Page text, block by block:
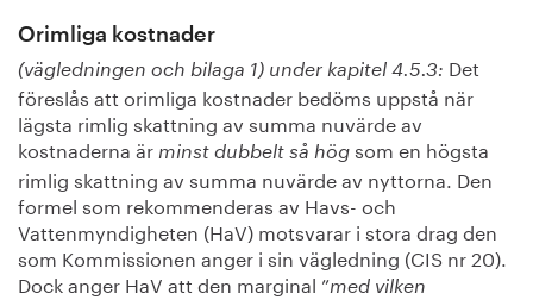
Orimliga kostnader
(vägledningen och bilaga 1) under kapitel 4.5.3: Det
föreslås att orimliga kostnader bedöms uppstå när
lägsta rimlig skattning av summa nuvärde av
kostnaderna är minst dubbelt så hög som en högsta
rimlig skattning av summa nuvärde av nyttorna. Den
formel som rekommenderas av Havs- och
Vattenmyndigheten (HaV) motsvarar i stora drag den
som Kommissionen anger i sin vägledning (CIS nr 20).
Dock anger HaV att den marginal ”med vilken